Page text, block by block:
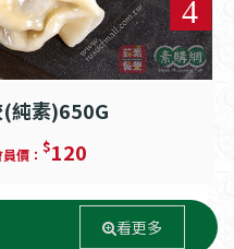
純素)650G
價： $120
看更多